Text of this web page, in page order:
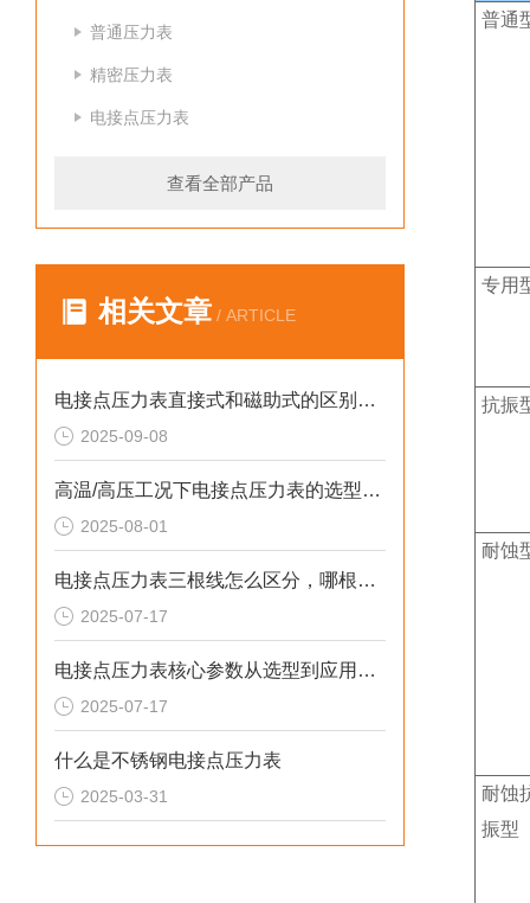
普通压力表
精密压力表
电接点压力表
查看全部产品
相关文章 / ARTICLE
电接点压力表直接式和磁助式的区别及压力表FS含义解析
2025-09-08
高温/高压工况下电接点压力表的选型策略
2025-08-01
电接点压力表三根线怎么区分，哪根是公共端
2025-07-17
电接点压力表核心参数从选型到应用的系统化指南
2025-07-17
什么是不锈钢电接点压力表
2025-03-31
普通
专用
抗振
耐蚀
耐蚀
振型